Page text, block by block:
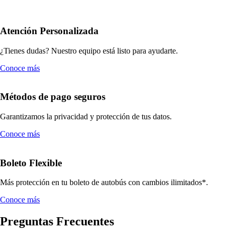
Atención Personalizada
¿Tienes dudas? Nuestro equipo está listo para ayudarte.
Conoce más
Métodos de pago seguros
Garantizamos la privacidad y protección de tus datos.
Conoce más
Boleto Flexible
Más protección en tu boleto de autobús con cambios ilimitados*.
Conoce más
Preguntas Frecuentes